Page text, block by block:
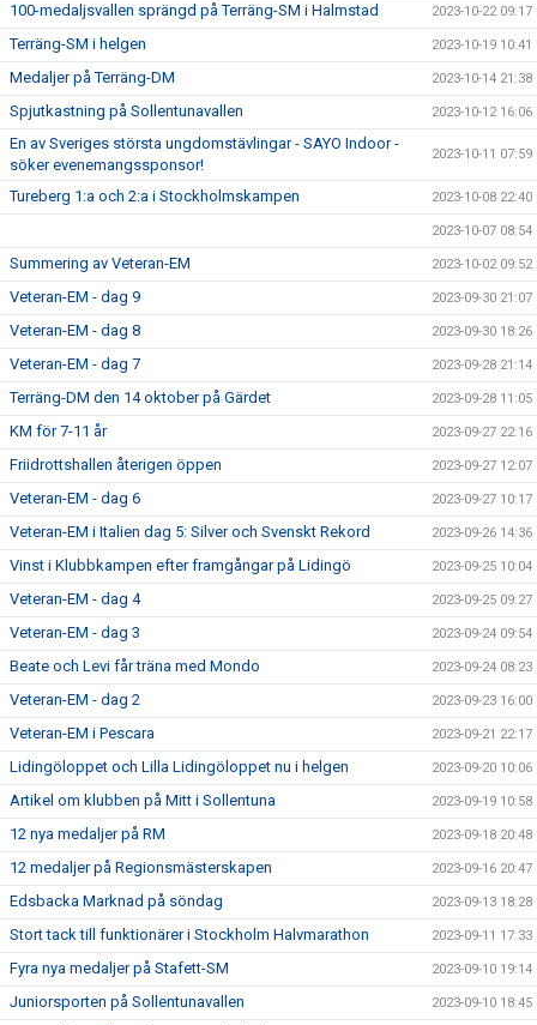
100-medaljsvallen sprängd på Terräng-SM i Halmstad 2023-10-22 09:17
Terräng-SM i helgen 2023-10-19 10:41
Medaljer på Terräng-DM 2023-10-14 21:38
Spjutkastning på Sollentunavallen 2023-10-12 16:06
En av Sveriges största ungdomstävlingar - SAYO Indoor -
söker evenemangssponsor!
2023-10-11 07:59
Tureberg 1:a och 2:a i Stockholmskampen 2023-10-08 22:40
2023-10-07 08:54
Summering av Veteran-EM 2023-10-02 09:52
Veteran-EM - dag 9 2023-09-30 21:07
Veteran-EM - dag 8 2023-09-30 18:26
Veteran-EM - dag 7 2023-09-28 21:14
Terräng-DM den 14 oktober på Gärdet 2023-09-28 11:05
KM för 7-11 år 2023-09-27 22:16
Friidrottshallen återigen öppen 2023-09-27 12:07
Veteran-EM - dag 6 2023-09-27 10:17
Veteran-EM i Italien dag 5: Silver och Svenskt Rekord 2023-09-26 14:36
Vinst i Klubbkampen efter framgångar på Lidingö 2023-09-25 10:04
Veteran-EM - dag 4 2023-09-25 09:27
Veteran-EM - dag 3 2023-09-24 09:54
Beate och Levi får träna med Mondo 2023-09-24 08:23
Veteran-EM - dag 2 2023-09-23 16:00
Veteran-EM i Pescara 2023-09-21 22:17
Lidingöloppet och Lilla Lidingöloppet nu i helgen 2023-09-20 10:06
Artikel om klubben på Mitt i Sollentuna 2023-09-19 10:58
12 nya medaljer på RM 2023-09-18 20:48
12 medaljer på Regionsmästerskapen 2023-09-16 20:47
Edsbacka Marknad på söndag 2023-09-13 18:28
Stort tack till funktionärer i Stockholm Halvmarathon 2023-09-11 17:33
Fyra nya medaljer på Stafett-SM 2023-09-10 19:14
Juniorsporten på Sollentunavallen 2023-09-10 18:45